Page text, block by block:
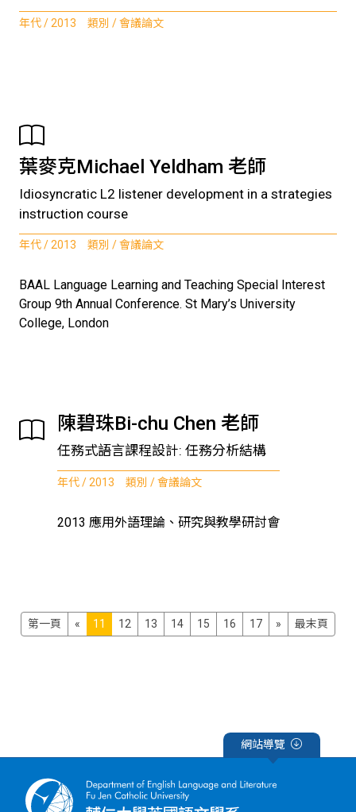
年代 / 2013 類別 / 會議論文
葉麥克Michael Yeldham 老師
Idiosyncratic L2 listener development in a strategies
instruction course
年代 / 2013 類別 / 會議論文
BAAL Language Learning and Teaching Special Interest
Group 9th Annual Conference. St Mary’s University
College, London
陳碧珠Bi-chu Chen 老師
任務式語言課程設計: 任務分析結構
年代 / 2013 類別 / 會議論文
2013 應用外語理論、研究與教學研討會
第一頁 « 11 12 13 14 15 16 17 » 最末頁
網站導覽